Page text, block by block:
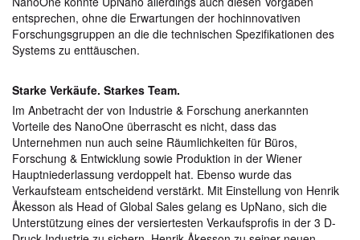
entsprechen, ohne die Erwartungen der hochinnovativen
Forschungsgruppen an die die technischen Spezifikationen des
Systems zu enttäuschen.
Starke Verkäufe. Starkes Team.
Im Anbetracht der von Industrie & Forschung anerkannten
Vorteile des NanoOne überrascht es nicht, dass das
Unternehmen nun auch seine Räumlichkeiten für Büros,
Forschung & Entwicklung sowie Produktion in der Wiener
Hauptniederlassung verdoppelt hat. Ebenso wurde das
Verkaufsteam entscheidend verstärkt. Mit Einstellung von Henrik
Åkesson als Head of Global Sales gelang es UpNano, sich die
Unterstützung eines der versiertesten Verkaufsprofis in der 3 D-